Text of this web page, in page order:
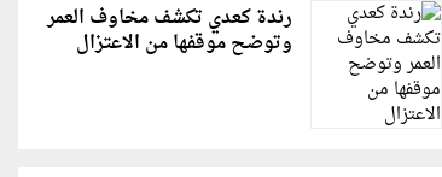
رندة كعدي تكشف مخاوف العمر
وتوضح موقفها من الاعتزال